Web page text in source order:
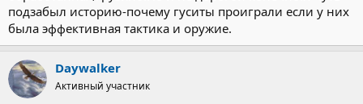
подзабыл историю-почему гуситы проиграли если у них
была эффективная тактика и оружие.
Daywalker
Активный участник